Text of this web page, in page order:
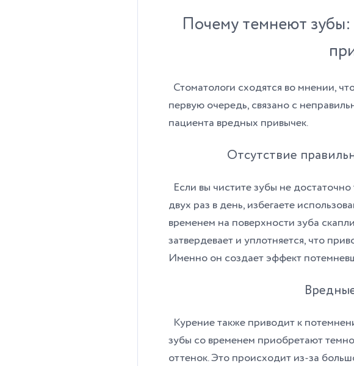
Почему темнеют
Стоматологи сходятся во мнении,
первую очередь, связано с
пациента вредных привычек.
Отсутствие
Если вы чистите зубы не
двух раз в день, избегаете
временем на поверхности зуба
затвердевает и уплотняется, что
Именно он создает эффект
Курение также приводит к
зубы со временем приобретают
оттенок. Это происходит из-за